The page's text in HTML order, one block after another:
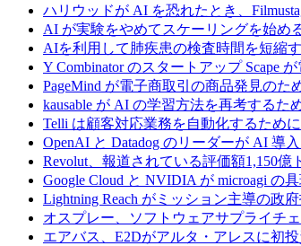
ハリウッドが AI を恐れたとき、
AI が実験をやめてスケーリングを始め
AIを利用して肺疾患の検査時間を短縮
Y Combinator のスタートアップ Scape
PageMind が電子商取引の商品発見の
kausable が AI の学習方法を再考するた
Telli は顧客対応業務を自動化するため
OpenAI と Datadog のリーダーが AI 導
Revolut、報道されている評価額1,150
Google Cloud と NVIDIA が microagi の
Lightning Reach がミッション主導の政
オスプレー、ソフトウェアサプライチ
エアバス、E2Dがアルタ・アレスに初